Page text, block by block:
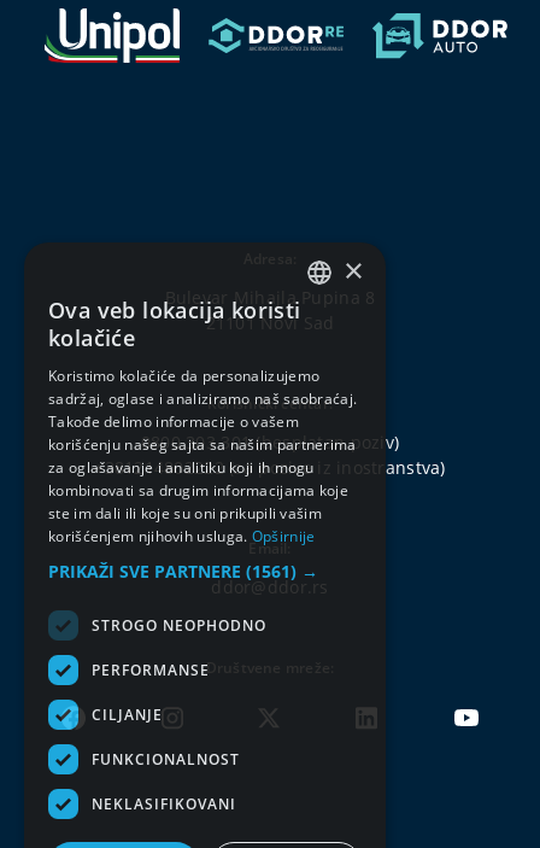
Bulevar Mihajla Pupina 8
21101 Novi Sad
Korisnički centar:
0800 303 301(besplatan poziv)
+381214802222(za pozive iz inostranstva)
Email:
ddor@ddor.rs
Društvene mreže:
SERBIAN
×
Ova veb lokacija koristi
kolačiće
Koristimo kolačiće da personalizujemo
sadržaj, oglase i analiziramo naš saobraćaj.
Takođe delimo informacije o vašem
korišćenju našeg sajta sa našim partnerima
za oglašavanje i analitiku koji ih mogu
kombinovati sa drugim informacijama koje
ste im dali ili koje su oni prikupili vašim
korišćenjem njihovih usluga. Opširnije
PRIKAŽI SVE PARTNERE (1561) →
STROGO NEOPHODNO
PERFORMANSE
CILJANJE
FUNKCIONALNOST
NEKLASIFIKOVANI